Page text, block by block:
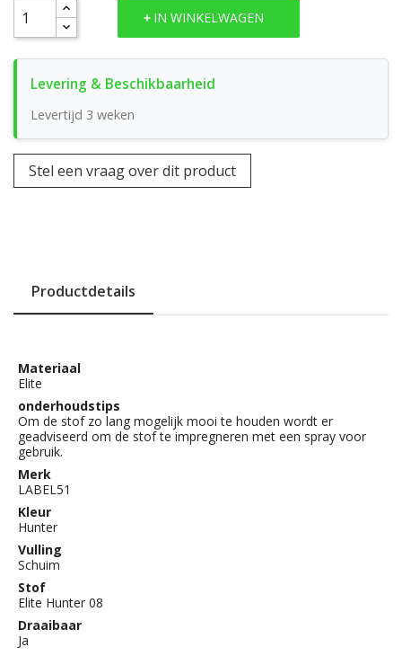
IN WINKELWAGEN
Levertijd 3 weken
Stel een vraag over dit product
Productdetails
Materiaal
Elite
onderhoudstips
Om de stof zo lang mogelijk mooi te houden wordt er
geadviseerd om de stof te impregneren met een spray voor
gebruik.
Merk
LABEL51
Kleur
Hunter
Vulling
Schuim
Stof
Elite Hunter 08
Draaibaar
Ja